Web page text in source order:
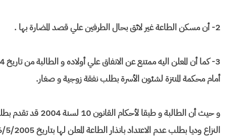
2- أن مسكن الطاعة غير لائق بحال الطرفين علي قصد المضارة بها .
أمام محكمة المنتزة لشئون الأسرة بطلب نفقة زوجية و صغار.
و حيث أن الطالبة و